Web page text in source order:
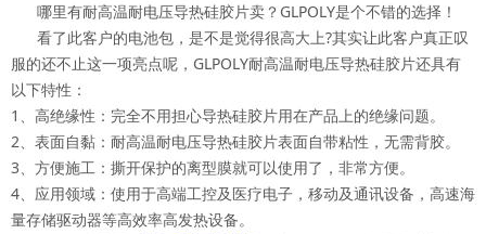
哪里有耐高温耐电压导热硅胶片卖？GLPOLY是个不错的选择！
看了此客户的电池包，是不是觉得很高大上?其实让此客户真正叹
服的还不止这一项亮点呢，GLPOLY耐高温耐电压导热硅胶片还具有
以下特性：
1、高绝缘性：完全不用担心导热硅胶片用在产品上的绝缘问题。
2、表面自黏：耐高温耐电压导热硅胶片表面自带粘性，无需背胶。
3、方便施工：撕开保护的离型膜就可以使用了，非常方便。
4、应用领域：使用于高端工控及医疗电子，移动及通讯设备，高速海
量存储驱动器等高效率高发热设备。